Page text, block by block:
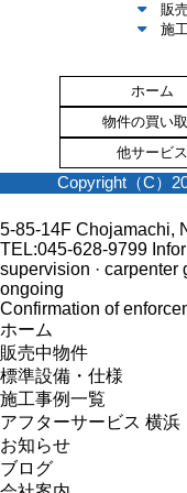
販
施
ホーム
物件の買い
他サービス
Copyright（C）
5-85-14F Chojamachi,
TEL:045-628-9799
supervision · carpenter
ongoing
Confirmation of
ホーム
販売中物件
標準設備・仕様
施工事例一覧
アフターサービス 横浜
お知らせ
ブログ